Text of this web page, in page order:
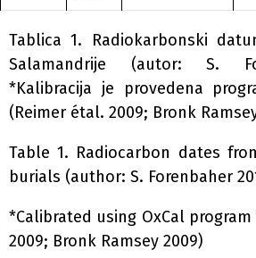
Tablica 1. Radiokarbonski
Salamandrije (autor: S.
*Kalibracija je provedena
(Reimer étal. 2009; Bronk
Table 1. Radiocarbon dates
burials (author: S. Forenbaher
*Calibrated using OxCal program
2009; Bronk Ramsey 2009)